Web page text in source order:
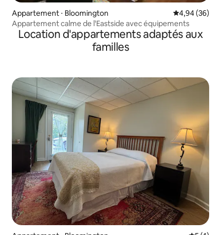
Appartement ⋅ Bloomington Évaluation
4,94 (36)
Appartement calme de l'Eastside avec équipements
Location d'appartements adaptés aux
familles